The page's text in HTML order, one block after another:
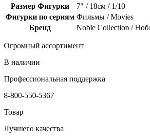
Размер Фигурки
7" / 18см / 1/10
Фигурки по сериям Фильмы / Movies
Бренд
Noble Collection /
Огромный ассортимент
В наличии
Профессиональная поддержка
8-800-550-5367
Товар
Лучшего качества